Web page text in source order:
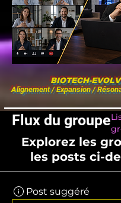
BIOTECH-
Alignement / Expansion /
Flux du groupe
Explorez les
les posts ci-
Post suggéré